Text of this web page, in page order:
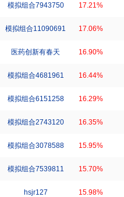
模拟组合7943750 17.21%
模拟组合11090691 17.06%
医药创新有春天 16.90%
模拟组合4681961 16.44%
模拟组合6151258 16.29%
模拟组合2743120 16.35%
模拟组合3078588 15.95%
模拟组合7539811 15.70%
hsjr127 15.98%